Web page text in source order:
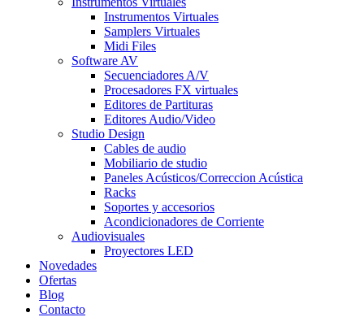
Instrumentos Virtuales
Samplers Virtuales
Midi Files
Software AV
Secuenciadores A/V
Procesadores FX virtuales
Editores de Partituras
Editores Audio/Video
Studio Design
Cables de audio
Mobiliario de studio
Paneles Acústicos/Correccion Acústica
Racks
Soportes y accesorios
Acondicionadores de Corriente
Audiovisuales
Proyectores LED
Novedades
Ofertas
Blog
Contacto